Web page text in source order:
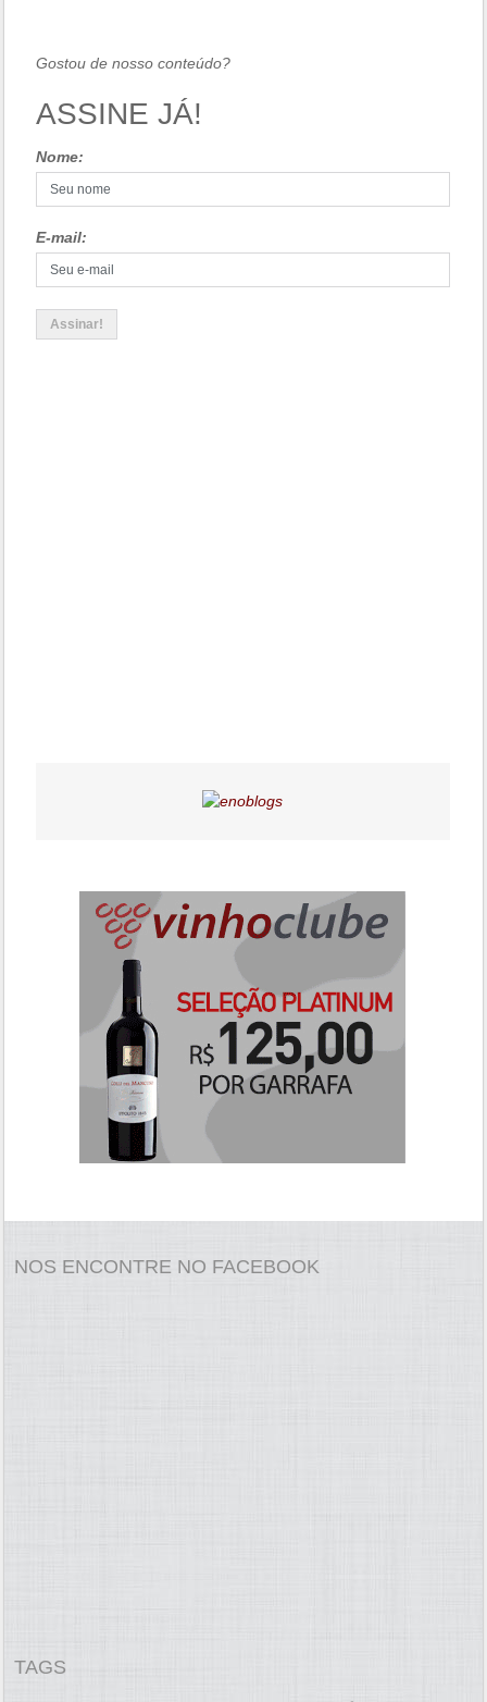
Gostou de nosso conteúdo?
ASSINE JÁ!
Nome:
E-mail:
NOS ENCONTRE NO FACEBOOK
TAGS